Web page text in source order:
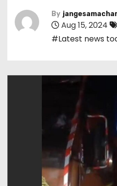
By
Aug 15, 2024
#Latest news